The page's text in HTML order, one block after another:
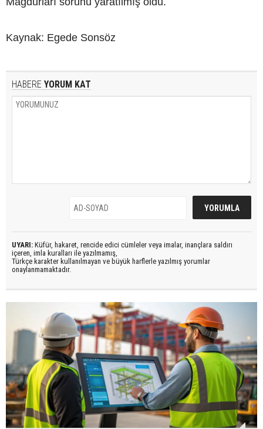
Kaynak: Egede Sonsöz
HABERE YORUM KAT
UYARI: Küfür, hakaret, rencide edici cümleler veya imalar, inançlara saldırı
içeren, imla kuralları ile yazılmamış,
Türkçe karakter kullanılmayan ve büyük harflerle yazılmış yorumlar
onaylanmamaktadır.